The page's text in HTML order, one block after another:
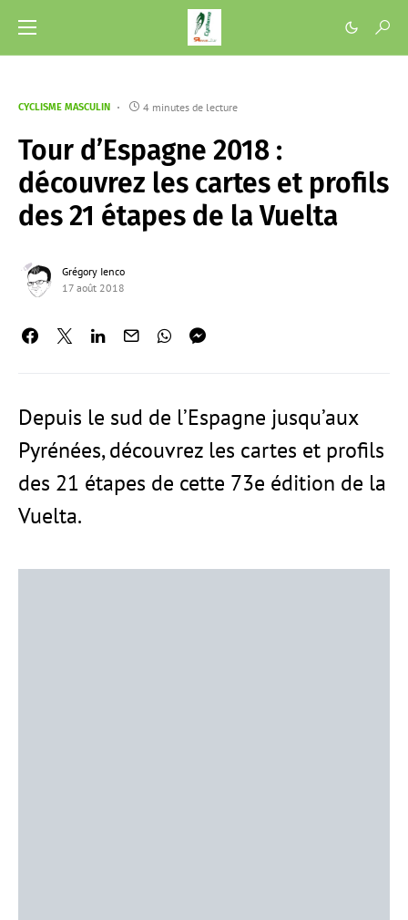
CYCLISME MASCULIN 4 minutes de lecture
Tour d’Espagne 2018 :
découvrez les cartes et profils
des 21 étapes de la Vuelta
Grégory Ienco
17 août 2018
Depuis le sud de l’Espagne jusqu’aux
Pyrénées, découvrez les cartes et profils
des 21 étapes de cette 73e édition de la
Vuelta.